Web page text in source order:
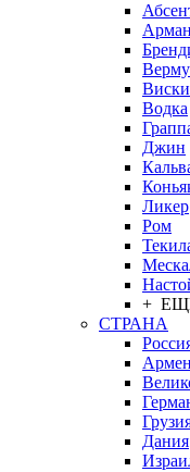
Виски
Водка
Джин
Ликер
Ром
+
СТРАНА
Дания